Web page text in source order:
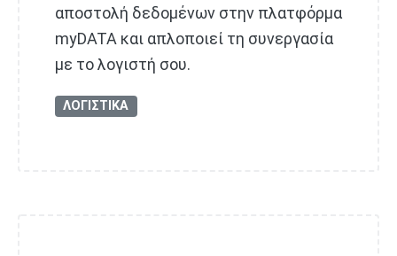
αποστολή δεδομένων στην πλατφόρμα
myDATA και απλοποιεί τη συνεργασία
με το λογιστή σου.
ΛΟΓΙΣΤΙΚΑ